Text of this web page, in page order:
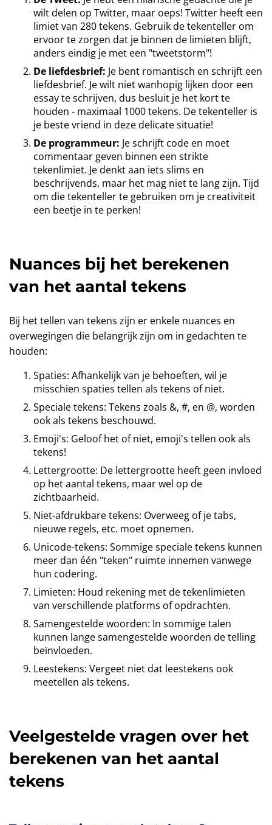
wilt delen op Twitter, maar oeps! Twitter heeft een
limiet van 280 tekens. Gebruik de tekenteller om
ervoor te zorgen dat je binnen de limieten blijft,
anders eindig je met een "tweetstorm"!
De liefdesbrief: Je bent romantisch en schrijft een
liefdesbrief. Je wilt niet wanhopig lijken door een
essay te schrijven, dus besluit je het kort te
houden - maximaal 1000 tekens. De tekenteller is
je beste vriend in deze delicate situatie!
De programmeur: Je schrijft code en moet
commentaar geven binnen een strikte
tekenlimiet. Je denkt aan iets slims en
beschrijvends, maar het mag niet te lang zijn. Tijd
om die tekenteller te gebruiken om je creativiteit
een beetje in te perken!
Nuances bij het berekenen
van het aantal tekens
Bij het tellen van tekens zijn er enkele nuances en
overwegingen die belangrijk zijn om in gedachten te
houden:
Spaties: Afhankelijk van je behoeften, wil je
misschien spaties tellen als tekens of niet.
Speciale tekens: Tekens zoals &, #, en @, worden
ook als tekens beschouwd.
Emoji's: Geloof het of niet, emoji's tellen ook als
tekens!
Lettergrootte: De lettergrootte heeft geen invloed
op het aantal tekens, maar wel op de
zichtbaarheid.
Niet-afdrukbare tekens: Overweeg of je tabs,
nieuwe regels, etc. moet opnemen.
Unicode-tekens: Sommige speciale tekens kunnen
meer dan één "teken" ruimte innemen vanwege
hun codering.
Limieten: Houd rekening met de tekenlimieten
van verschillende platforms of opdrachten.
Samengestelde woorden: In sommige talen
kunnen lange samengestelde woorden de telling
beïnvloeden.
Leestekens: Vergeet niet dat leestekens ook
meetellen als tekens.
Veelgestelde vragen over het
berekenen van het aantal
tekens